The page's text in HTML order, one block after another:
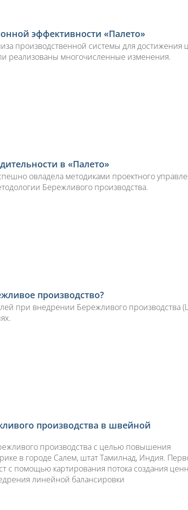
эффективности «Палето»
производственной системы для достижения
реализованы многочисленные изменения.
в «Палето»
овладела методиками проектного
Бережливого производства.
производство?
при внедрении Бережливого производства
производства в швейной
производства с целью повышения
в городе Салем, штат Тамилнад, Индия.
с помощью картирования потока создания
линейной балансировки